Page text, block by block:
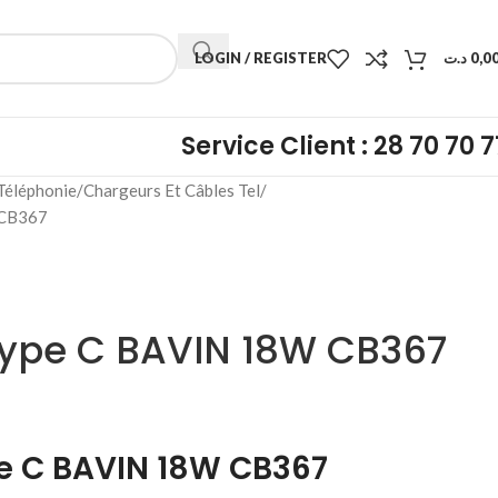
LOGIN / REGISTER د.ت
Service Client : 28 70 70
Chargeurs Et Câbles Tel
C BAVIN 18W CB367
C BAVIN 18W CB367